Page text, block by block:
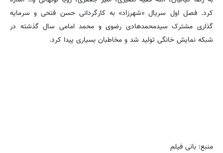
کرد. فصل اول سریال «شهرزاد» به کارگردانی حسن فتحی و سرمایه
گذاری مشترک سیدمحمدهادی رضوی و محمد امامی سال گذشته در
شبکه نمایش خانگی تولید شد و مخاطبان بسیاری پیدا کرد.
منبع: بانی فیلم